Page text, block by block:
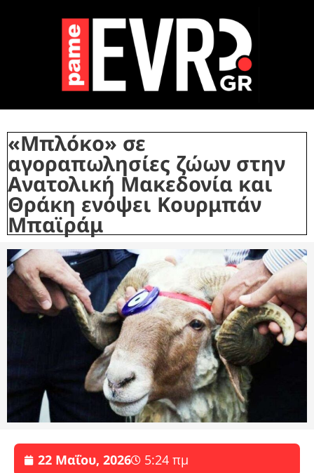
«Μπλόκο» σε
αγοραπωλησίες ζώων στην
Ανατολική Μακεδονία και
Θράκη ενόψει Κουρμπάν
Μπαϊράμ
22 Μαΐου, 2026 5:24 πμ